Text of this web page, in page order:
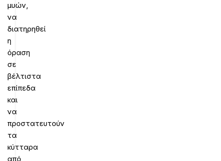
μυών,
να
διατηρηθεί
η
όραση
σε
βέλτιστα
επίπεδα
και
να
προστατευτούν
τα
κύτταρα
από